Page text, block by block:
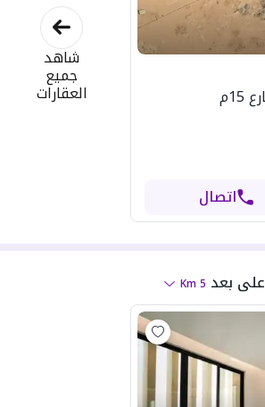
اتصال
شاهد
جميع
العقارات
على بعد 5
Km